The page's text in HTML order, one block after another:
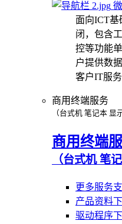
面向ICT基
闭，包含
控等功能
户提供数
客户IT服务
商用终端服务
（台式机 笔记本 显
商用终端
（台式机 笔
更多服务
产品资料
驱动程序